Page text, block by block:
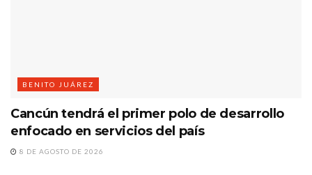
BENITO JUÁREZ
Cancún tendrá el primer polo de desarrollo
enfocado en servicios del país
8 DE AGOSTO DE 2026